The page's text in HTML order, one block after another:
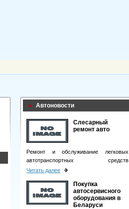
Автоновости
Слесарный
ремонт авто
Ремонт и обслуживание легковых
автотранспортных средств
подразумевает целый комплекс
Читать далее
Покупка
автосервисного
оборудования в
Беларуси